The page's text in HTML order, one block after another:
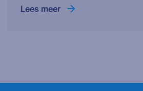
Lees meer